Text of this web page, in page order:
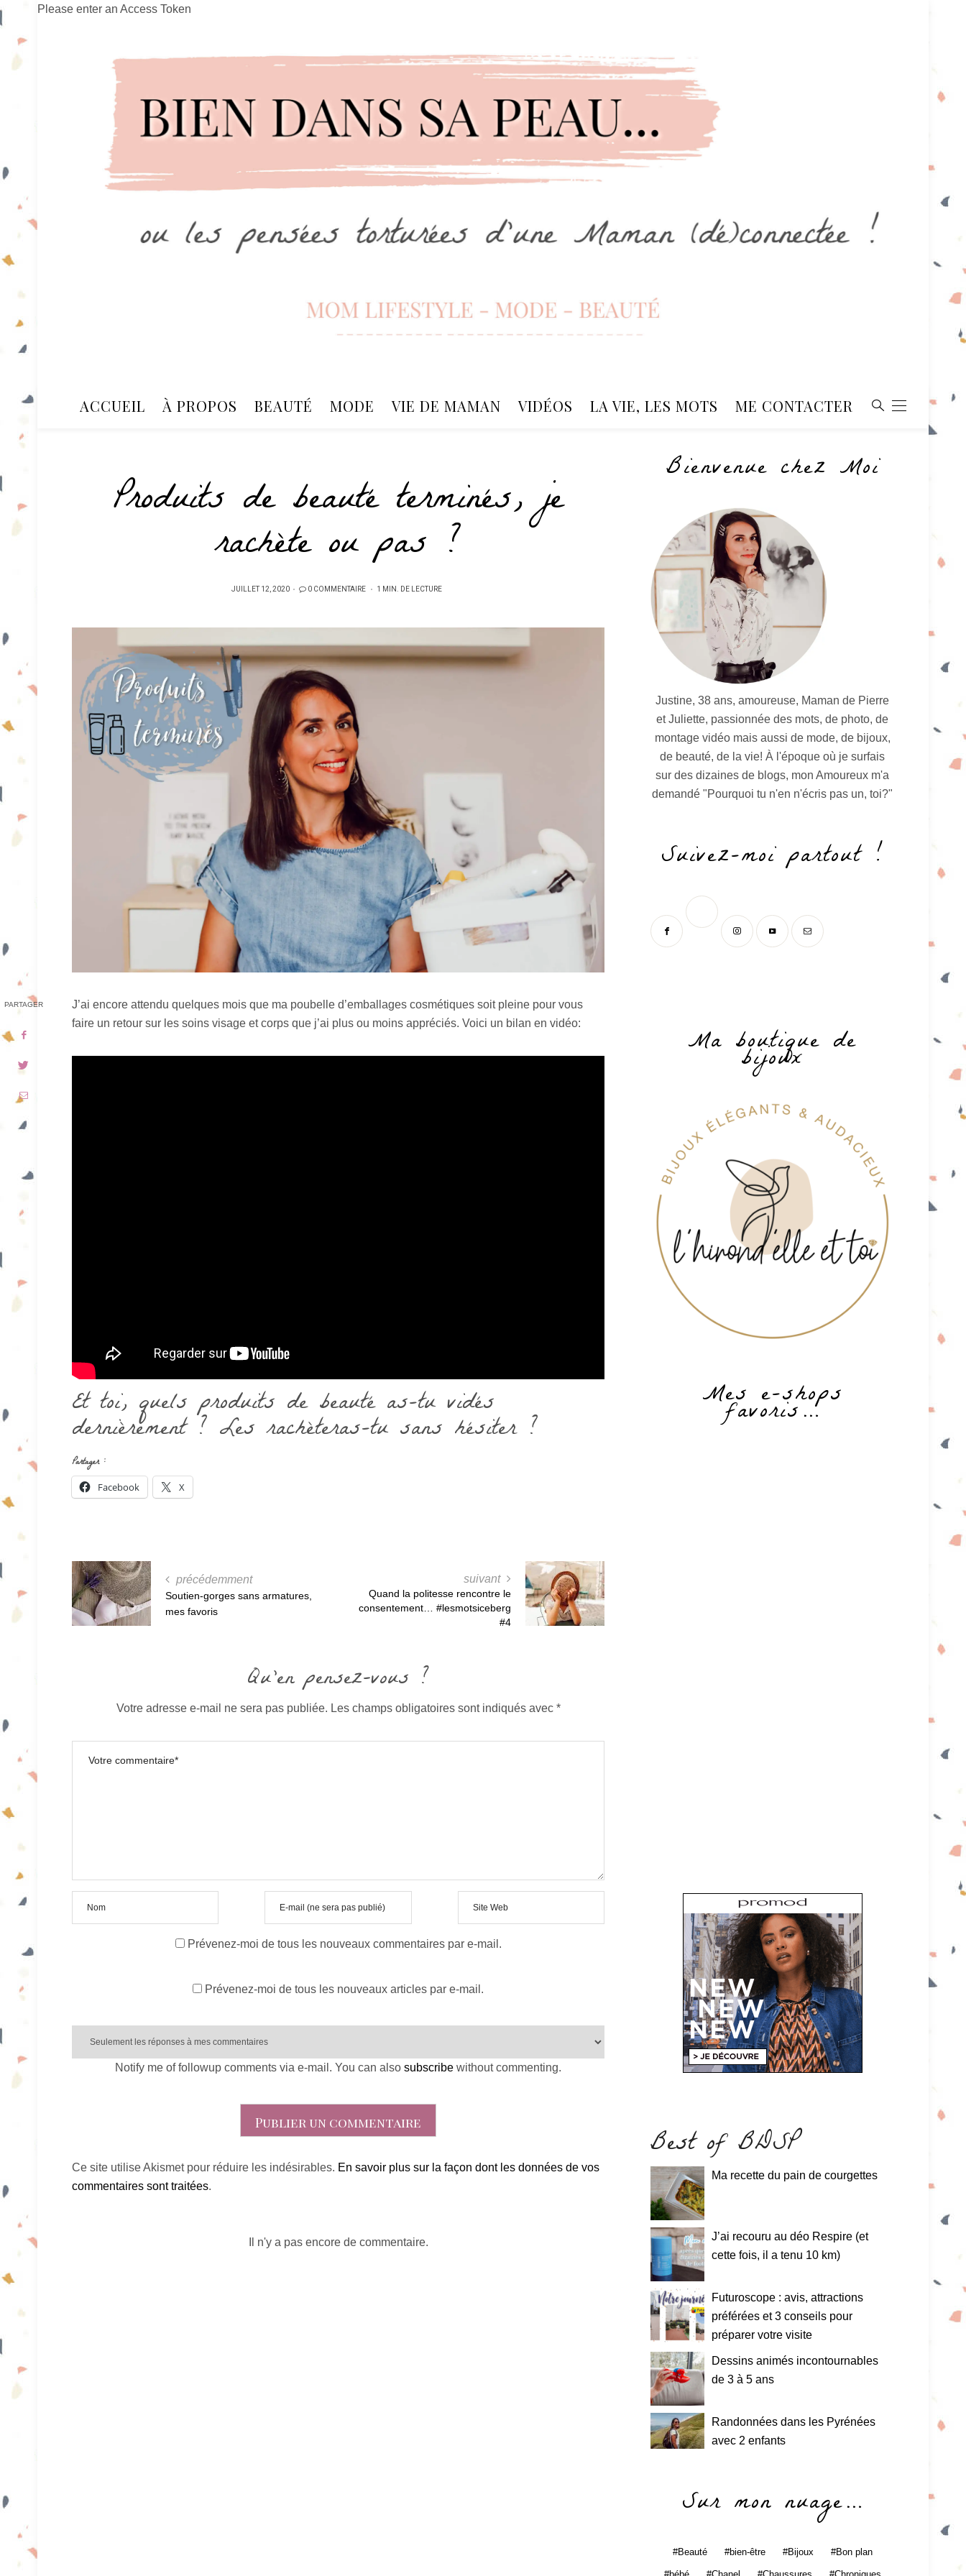
Please enter an Access Token
ACCUEIL À PROPOS BEAUTÉ MODE VIE DE MAMAN VIDÉOS LA VIE, LES MOTS ME CONTACTER
Produits de beauté terminés, je
rachète ou pas ?
PUBLIÉ
JUILLET 12, 2020 0 COMMENTAIRE 1 MIN. DE LECTURE
J’ai encore attendu quelques mois que ma poubelle d’emballages cosmétiques soit pleine pour vous
faire un retour sur les soins visage et corps que j’ai plus ou moins appréciés. Voici un bilan en vidéo:
Et toi, quels produits de beauté as-tu vidés
dernièrement ? Les rachèteras-tu sans hésiter ?
Partager :
Facebook X
PARTAGER
précédemment
Soutien-gorges sans armatures,
mes favoris
suivant
Quand la politesse rencontre le
consentement… #lesmotsiceberg
#4
Qu'en pensez-vous ?
Votre adresse e-mail ne sera pas publiée. Les champs obligatoires sont indiqués avec *
Prévenez-moi de tous les nouveaux commentaires par e-mail.
Prévenez-moi de tous les nouveaux articles par e-mail.
Notify me of followup comments via e-mail. You can alsosubscribe without commenting.
Ce site utilise Akismet pour réduire les indésirables. En savoir plus sur la façon dont les données de vos
commentaires sont traitées.
Il n'y a pas encore de commentaire.
Bienvenue chez Moi
Justine, 38 ans, amoureuse, Maman de Pierre
et Juliette, passionnée des mots, de photo, de
montage vidéo mais aussi de mode, de bijoux,
de beauté, de la vie! À l'époque où je surfais
sur des dizaines de blogs, mon Amoureux m'a
demandé "Pourquoi tu n'en n'écris pas un, toi?"
Suivez-moi partout !
Ma boutique de
bijoux
Mes e-shops
favoris…
Best of BDSP
Ma recette du pain de courgettes
J’ai recouru au déo Respire (et
cette fois, il a tenu 10 km)
Futuroscope : avis, attractions
préférées et 3 conseils pour
préparer votre visite
Dessins animés incontournables
de 3 à 5 ans
Randonnées dans les Pyrénées
avec 2 enfants
Sur mon nuage…
Beauté bien-être Bijoux Bon plan